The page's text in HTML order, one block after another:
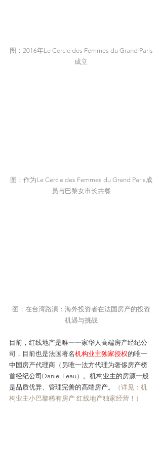
图：2016年Le Cercle des Femmes du Grand Paris
成立
图：作为Le Cercle des Femmes du Grand Paris成
员与巴黎女市长共餐
图：在台湾路演：海外投资者在法国房产的投资
机遇与挑战
目前，红线地产是唯一一家华人高端房产经纪公
司，目前也是法国著名机构业主独家授权的唯一
中国房产代理商（另唯一法方代理为奢侈房产榜
首经纪公司Daniel Feau）。机构业主的房源一般
是品质优异、管理完善的高端房产。
（详见： 机
构业主小巴黎稀有房产 红线地产独家经营！ ）